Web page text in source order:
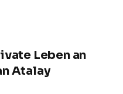
Leben an
Atalay